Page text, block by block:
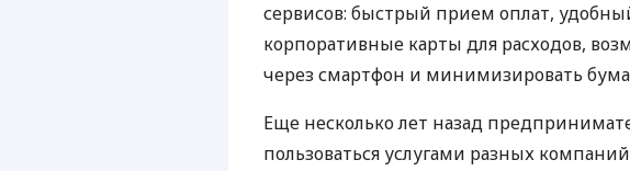
сервисов: быстрый прием оплат,
корпоративные карты для расходов,
через смартфон и минимизировать
Еще несколько лет назад
пользоваться услугами разных